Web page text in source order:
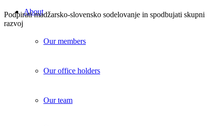
About
Our members
Our office holders
Our team
Podpirati madžarsko-slovensko sodelovanje in spodbujati skupni
razvoj